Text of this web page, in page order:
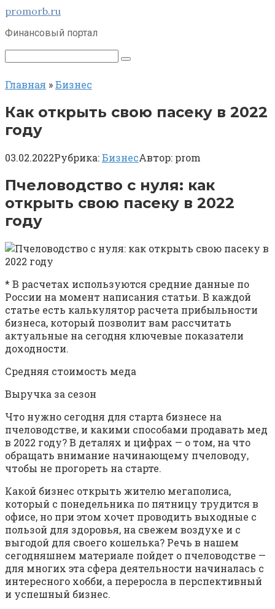
Перейти
контенту
promorb.ru
Финансовый портал
Поиск:
Главная »Бизнес
Как открыть свою пасеку в 2022
году
03.02.2022Рубрика:БизнесАвтор: prom
Пчеловодство с нуля: как
открыть свою пасеку в 2022
году
* В расчетах используются средние данные по
России на момент написания статьи. В каждой
статье есть калькулятор расчета прибыльности
бизнеса, который позволит вам рассчитать
актуальные на сегодня ключевые показатели
доходности.
Средняя стоимость меда
Выручка за сезон
Что нужно сегодня для старта бизнесе на
пчеловодстве, и какими способами продавать мед
в 2022 году? В деталях и цифрах — о том, на что
обращать внимание начинающему пчеловоду,
чтобы не прогореть на старте.
Какой бизнес открыть жителю мегаполиса,
который с понедельника по пятницу трудится в
офисе, но при этом хочет проводить выходные с
пользой для здоровья, на свежем воздухе и с
выгодой для своего кошелька? Речь в нашем
сегодняшнем материале пойдет о пчеловодстве —
для многих эта сфера деятельности начиналась с
интересного хобби, а переросла в перспективный
и успешный бизнес.